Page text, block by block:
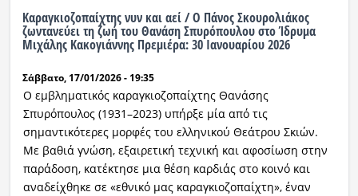
Καραγκιοζοπαίχτης νυν και αεί / Ο Πάνος Σκουρολιάκος
ζωντανεύει τη ζωή του Θανάση Σπυρόπουλου στο Ίδρυμα
Μιχάλης Κακογιάννης Πρεμιέρα: 30 Ιανουαρίου 2026
Σάββατο, 17/01/2026 - 19:35
Ο εμβληματικός καραγκιοζοπαίχτης Θανάσης
Σπυρόπουλος (1931–2023) υπήρξε μία από τις
σημαντικότερες μορφές του ελληνικού Θεάτρου Σκιών.
Με βαθιά γνώση, εξαιρετική τεχνική και αφοσίωση στην
παράδοση, κατέκτησε μια θέση καρδιάς στο κοινό και
αναδείχθηκε σε «εθνικό μας καραγκιοζοπαίχτη», έναν